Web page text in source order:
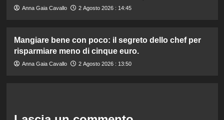
Anna Gaia Cavallo 2 Agosto 2026 : 14:45
Mangiare bene con poco: il segreto dello chef per
risparmiare meno di cinque euro.
Anna Gaia Cavallo 2 Agosto 2026 : 13:50